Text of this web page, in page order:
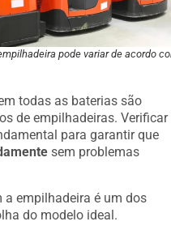
pode variar de acordo
todas as baterias são
de empilhadeiras. Verificar
para garantir que
sem problemas
empilhadeira é um dos
do modelo ideal.